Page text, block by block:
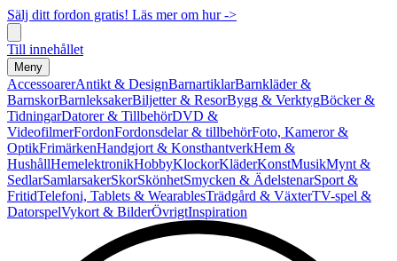
Sälj ditt fordon gratis! Läs mer om hur ->
Till innehållet
Meny
AccessoarerAntikt & DesignBarnartiklarBarnkläder &
BarnskorBarnleksakerBiljetter & ResorBygg & VerktygBöcker &
TidningarDatorer & TillbehörDVD &
VideofilmerFordonFordonsdelar & tillbehörFoto, Kameror &
OptikFrimärkenHandgjort & KonsthantverkHem &
HushållHemelektronikHobbyKlockorKläderKonstMusikMynt &
SedlarSamlarsakerSkorSkönhetSmycken & ÄdelstenarSport &
FritidTelefoni, Tablets & WearablesTrädgård & VäxterTV-spel &
DatorspelVykort & BilderÖvrigtInspiration